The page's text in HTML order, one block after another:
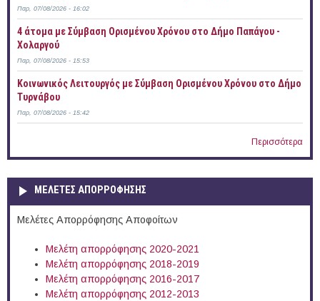
Παρ, 07/08/2026 - 16:02
4 άτομα με Σύμβαση Ορισμένου Χρόνου στο Δήμο Παπάγου -
Χολαργού
Παρ, 07/08/2026 - 15:53
Κοινωνικός Λειτουργός με Σύμβαση Ορισμένου Χρόνου στο Δήμο
Τυρνάβου
Παρ, 07/08/2026 - 15:42
Περισσότερα
ΜΕΛΕΤΕΣ ΑΠΟΡΡΟΦΗΣΗΣ
Μελέτες Απορρόφησης Αποφοίτων
Μελέτη απορρόφησης 2020-2021
Μελέτη απορρόφησης 2018-2019
Μελέτη απορρόφησης 2016-2017
Μελέτη απορρόφησης 2012-2013